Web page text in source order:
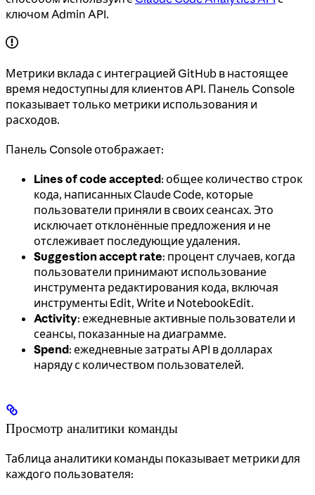
ключом Admin API.
Метрики вклада с интеграцией GitHub в настоящее
время недоступны для клиентов API. Панель Console
показывает только метрики использования и
расходов.
Панель Console отображает:
Lines of code accepted: общее количество строк
кода, написанных Claude Code, которые
пользователи приняли в своих сеансах. Это
исключает отклонённые предложения и не
отслеживает последующие удаления.
Suggestion accept rate: процент случаев, когда
пользователи принимают использование
инструмента редактирования кода, включая
инструменты Edit, Write и NotebookEdit.
Activity: ежедневные активные пользователи и
сеансы, показанные на диаграмме.
Spend: ежедневные затраты API в долларах
наряду с количеством пользователей.
Просмотр аналитики команды
Таблица аналитики команды показывает метрики для
каждого пользователя: